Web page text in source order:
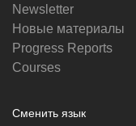
Newsletter
Новые материалы
Progress Reports
Courses
Сменить язык